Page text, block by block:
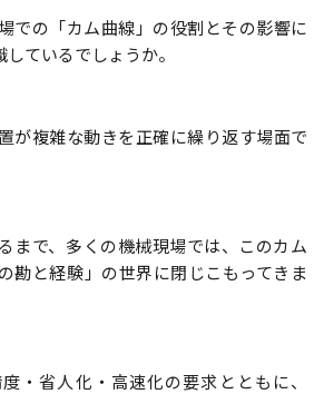
での「カム曲線」の役割とその影響に
ているでしょうか。
が複雑な動きを正確に繰り返す場面で
まで、多くの機械現場では、このカム
勘と経験」の世界に閉じこもってきま
・省人化・高速化の要求とともに、